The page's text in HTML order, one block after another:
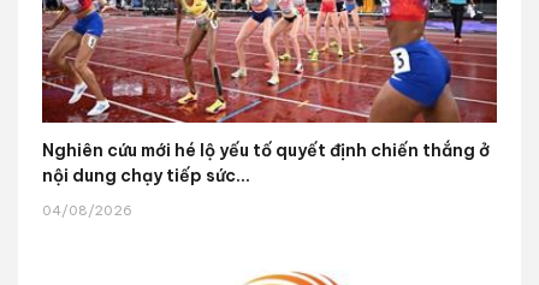
Nghiên cứu mới hé lộ yếu tố quyết định chiến thắng ở
nội dung chạy tiếp sức...
04/08/2026